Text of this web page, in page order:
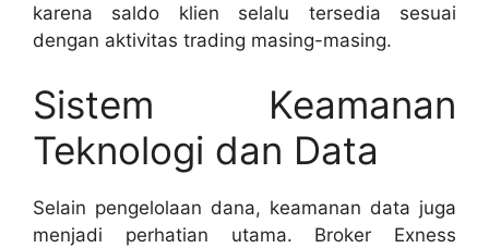
karena saldo klien selalu tersedia sesuai
dengan aktivitas trading masing-masing.
Sistem Keamanan
Teknologi dan Data
Selain pengelolaan dana, keamanan data juga
menjadi perhatian utama. Broker Exness